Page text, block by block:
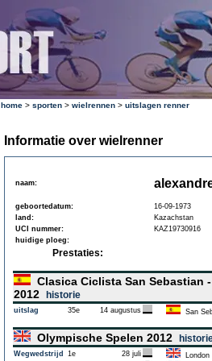
home > sporten > wielrennen > uitslagen renner
Informatie over wielrenner
naam:
geboortedatum:
16-09-1973
land:
Kazachstan
UCI nummer:
KAZ19730916
huidige ploeg:
Prestaties:
Clasica Ciclista San Sebastian
2012
historie
uitslag 35e 14 augustus San
Olympische Spelen 2012
Wegwedstrijd 1e 28 juli
London